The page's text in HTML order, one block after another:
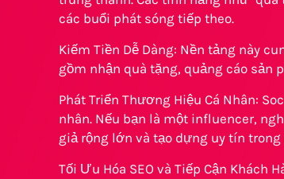
các buổi phát sóng tiếp theo.
Kiếm Tiền Dễ Dàng: Nền tảng này
gồm nhận quà tặng, quảng cáo sản
Phát Triển Thương Hiệu Cá Nhân:
nhân. Nếu bạn là một influencer,
giả rộng lớn và tạo dựng uy tín
Tối Ưu Hóa SEO và Tiếp Cận Khách